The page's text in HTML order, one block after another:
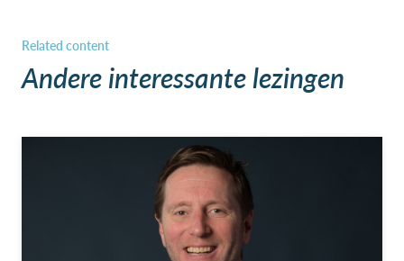
Andere interessante lezingen